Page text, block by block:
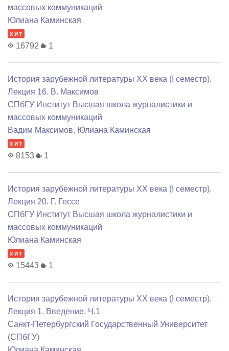
массовых коммуникаций
Юлиана Каминская
хит
16792 1
История зарубежной литературы XX века (I семестр).
Лекция 16. В. Максимов
СПбГУ Институт Высшая школа журналистики и
массовых коммуникаций
Вадим Максимов, Юлиана Каминская
хит
8153 1
История зарубежной литературы XX века (I семестр).
Лекция 20. Г. Гессе
СПбГУ Институт Высшая школа журналистики и
массовых коммуникаций
Юлиана Каминская
хит
15443 1
История зарубежной литературы XX века (I семестр).
Лекция 1. Введение. Ч.1
Санкт-Петербургский Государственный Университет
(СПбГУ)